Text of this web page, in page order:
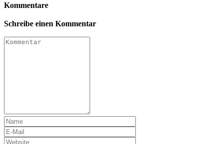
Kommentare
Schreibe einen Kommentar